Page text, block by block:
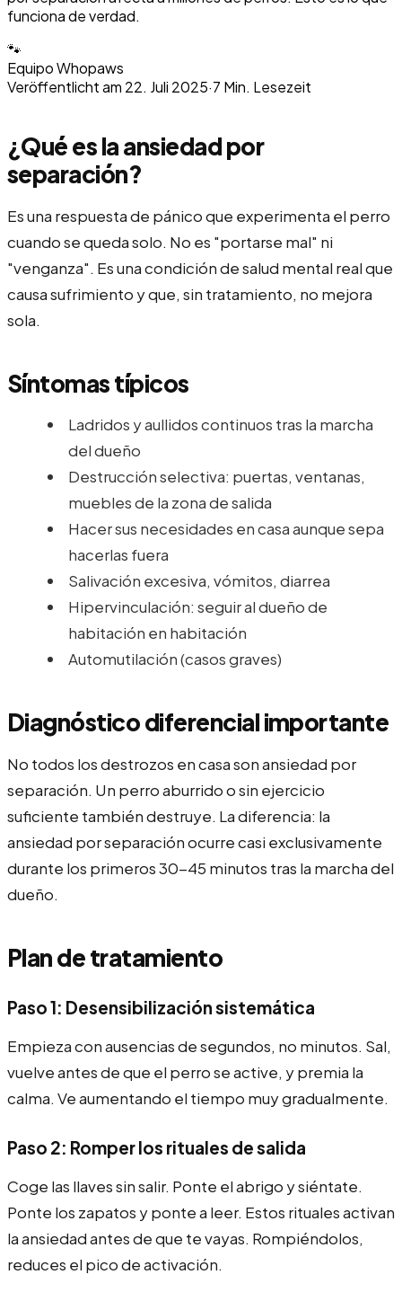
funciona de verdad.
🐾
Equipo Whopaws
Veröffentlicht am 22. Juli 2025·7 Min. Lesezeit
¿Qué es la ansiedad por
separación?
Es una respuesta de pánico que experimenta el perro
cuando se queda solo. No es "portarse mal" ni
"venganza". Es una condición de salud mental real que
causa sufrimiento y que, sin tratamiento, no mejora
sola.
Síntomas típicos
Ladridos y aullidos continuos tras la marcha
del dueño
Destrucción selectiva: puertas, ventanas,
muebles de la zona de salida
Hacer sus necesidades en casa aunque sepa
hacerlas fuera
Salivación excesiva, vómitos, diarrea
Hipervinculación: seguir al dueño de
habitación en habitación
Automutilación (casos graves)
Diagnóstico diferencial importante
No todos los destrozos en casa son ansiedad por
separación. Un perro aburrido o sin ejercicio
suficiente también destruye. La diferencia: la
ansiedad por separación ocurre casi exclusivamente
durante los primeros 30-45 minutos tras la marcha del
dueño.
Plan de tratamiento
Paso 1: Desensibilización sistemática
Empieza con ausencias de segundos, no minutos. Sal,
vuelve antes de que el perro se active, y premia la
calma. Ve aumentando el tiempo muy gradualmente.
Paso 2: Romper los rituales de salida
Coge las llaves sin salir. Ponte el abrigo y siéntate.
Ponte los zapatos y ponte a leer. Estos rituales activan
la ansiedad antes de que te vayas. Rompiéndolos,
reduces el pico de activación.